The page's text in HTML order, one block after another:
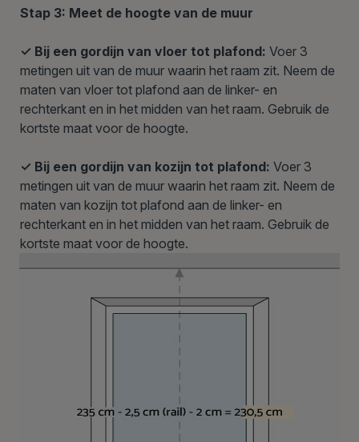
Stap 3: Meet de hoogte van de muur
✓ Bij een gordijn van vloer tot plafond: Voer 3
metingen uit van de muur waarin het raam zit. Neem de
maten van vloer tot plafond aan de linker- en
rechterkant en in het midden van het raam. Gebruik de
kortste maat voor de hoogte.
✓ Bij een gordijn van kozijn tot plafond: Voer 3
metingen uit van de muur waarin het raam zit. Neem de
maten van kozijn tot plafond aan de linker- en
rechterkant en in het midden van het raam. Gebruik de
kortste maat voor de hoogte.